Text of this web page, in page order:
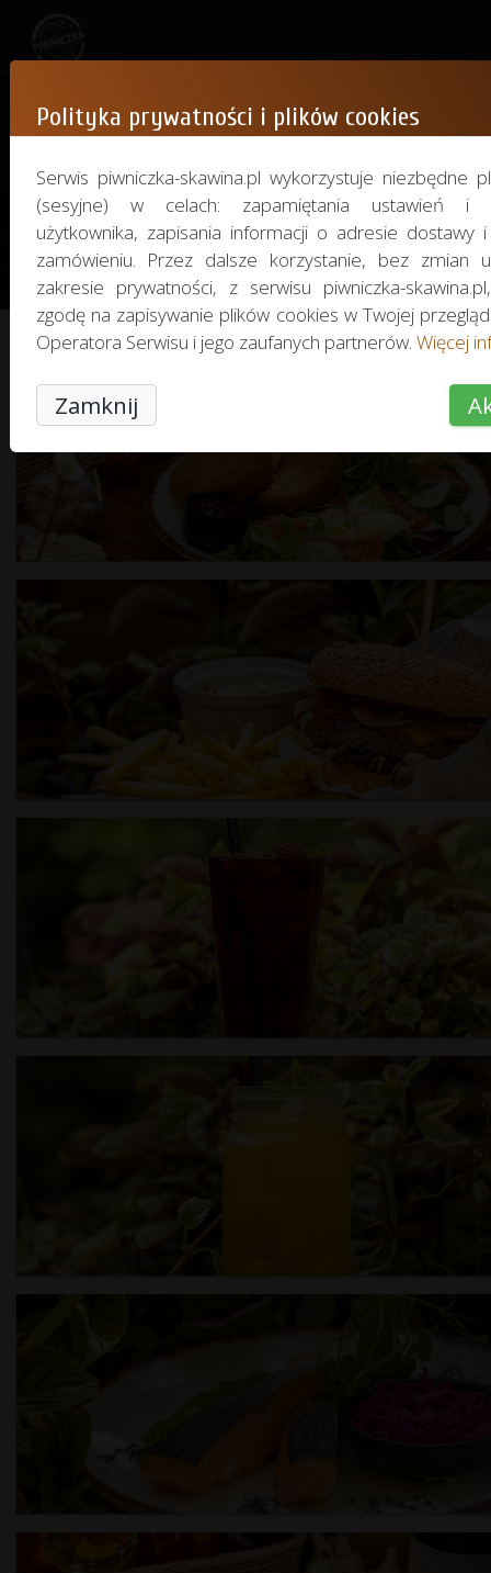
Gallery
We invite you to view photos from
Polityka prywatności i plików cookies
Serwis piwniczka-skawina.pl wykorzystuje niezbędne
(sesyjne) w celach: zapamiętania ustawień i
użytkownika, zapisania informacji o adresie dostawy
zamówieniu. Przez dalsze korzystanie, bez zmian
zakresie prywatności, z serwisu piwniczka-
zgodę na zapisywanie plików cookies w Twojej
Operatora Serwisu i jego zaufanych partnerów. Więcej
Zamknij